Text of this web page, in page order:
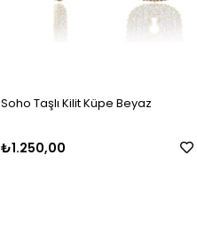
Soho Taşlı Kilit Küpe Beyaz
₺1.250,00